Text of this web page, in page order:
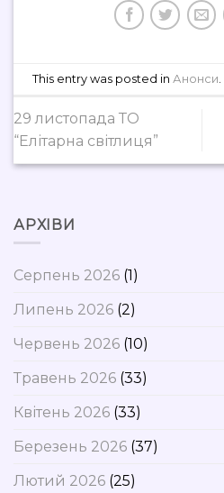
This entry was posted in Анонси
29 листопада ТО
“Елітарна світлиця”
АРХІВИ
Серпень 2026 (1)
Липень 2026 (2)
Червень 2026 (10)
Травень 2026 (33)
Квітень 2026 (33)
Березень 2026 (37)
Лютий 2026 (25)